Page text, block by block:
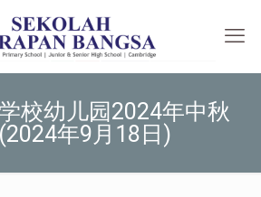
校幼儿园2024年中秋
年9月18日)